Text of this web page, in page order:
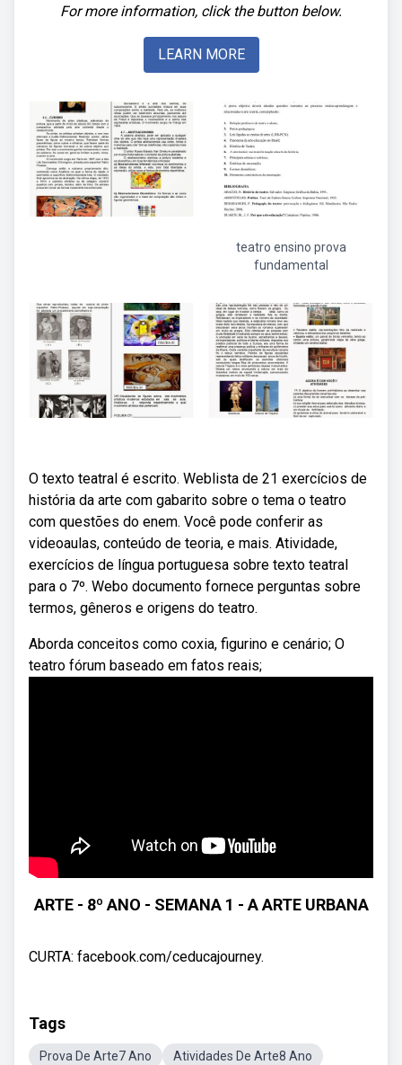
For more information, click the button below.
LEARN MORE
teatro ensino prova
fundamental
O texto teatral é escrito. Weblista de 21 exercícios de
história da arte com gabarito sobre o tema o teatro
com questões do enem. Você pode conferir as
videoaulas, conteúdo de teoria, e mais. Atividade,
exercícios de língua portuguesa sobre texto teatral
para o 7º. Webo documento fornece perguntas sobre
termos, gêneros e origens do teatro.
Aborda conceitos como coxia, figurino e cenário; O
teatro fórum baseado em fatos reais;
ARTE - 8º ANO - SEMANA 1 - A ARTE URBANA
CURTA: facebook.com/ceducajourney.
Tags
Prova De Arte7 Ano Atividades De Arte8 Ano